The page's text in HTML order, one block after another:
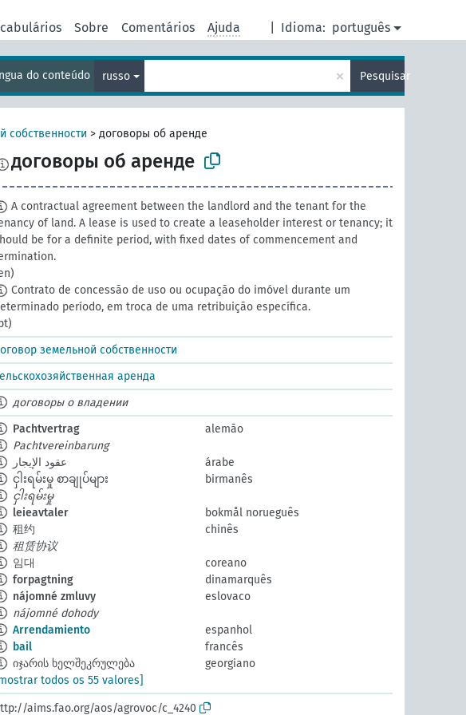
Idioma: português
Sobre Comentários Ajuda
do conteúdo russo × Pesquisar
собственности > договоры об аренде
договоры об аренде
A contractual agreement between the landlord and the tenant for the
of land. A lease is used to create a leaseholder interest or tenancy; it
be for a definite period, with fixed dates of commencement and
Contrato de concessão de uso ou ocupação do imóvel durante um
período, em troca de uma retribuição específica.
земельной собственности
аренда
договоры о владении
Pachtvertrag
alemão
Pachtvereinbarung
عقود الإيجار
árabe
ငှါးရမ်းမှု စာချုပ်များ
birmanês
ငှါးရမ်းမှု
leieavtaler
bokmål norueguês
租约
chinês
租赁协议
임대
coreano
forpagtning
dinamarquês
nájomné zmluvy
eslovaco
nájomné dohody
Arrendamiento
espanhol
bail
francês
იჯარის ხელშეკრულება
georgiano
todos os 55 valores]
aims.fao.org/aos/agrovoc/c_4240